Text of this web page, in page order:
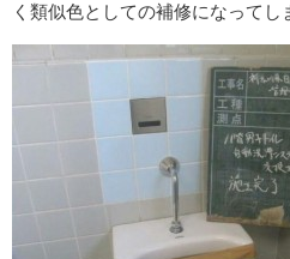
く類似色としての補修になってし